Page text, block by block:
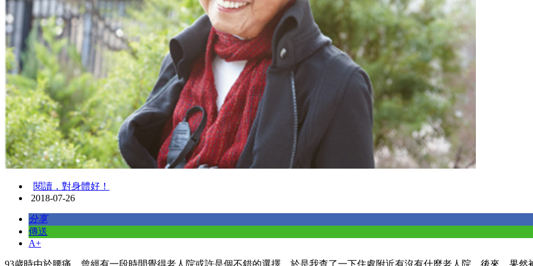
閱讀，對身體好！
2018-07-26
分享
傳送
A+
93歲時由於腰痛，曾經有一段時間覺得老人院或許是個不錯的選擇。於是我查了一下住處附近有沒有什麼老人院。後來，果然